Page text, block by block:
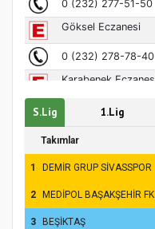
S.Lig 1.Lig
Takımlar
1 DEMİR GRUP SİVASSPOR
2 MEDİPOL BAŞAKŞEHİR FK
3 BEŞİKTAŞ